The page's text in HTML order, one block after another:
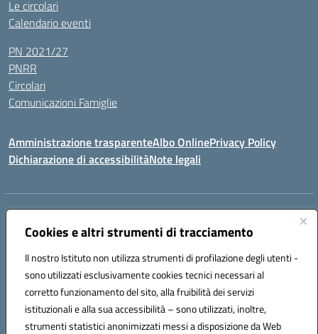
Cookies e altri strumenti di tracciamento
Il nostro Istituto non utilizza strumenti di profilazione degli utenti -
sono utilizzati esclusivamente cookies tecnici necessari al
corretto funzionamento del sito, alla fruibilità dei servizi
istituzionali e alla sua accessibilità – sono utilizzati, inoltre,
strumenti statistici anonimizzati messi a disposizione da Web
Le circolari
Calendario eventi
PN 2021/27
PNRR
Circolari
Comunicazioni Famiglie
Amministrazione trasparenteAlbo OnlinePrivacy Policy
Dichiarazione di accessibilitàNote legali
Indirizzo:
Centralino:(+39) 0737787634 Email:mcic80700n@istruzione.it
Codice fiscale: 92010940432
Codice meccanografico:
MCIC80700N
Codice unico di fatturazione (CUF): UF5MY2